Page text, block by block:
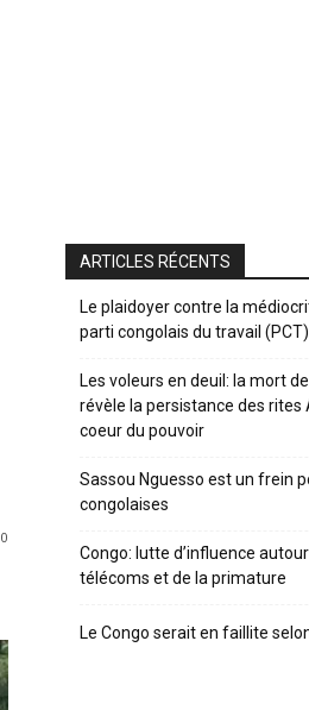
0
ARTICLES RÉCENTS
Le plaidoyer contre la
parti congolais du travail (PCT)
Les voleurs en deuil: la mort
révèle la persistance des rites
coeur du pouvoir
Sassou Nguesso est un frein
congolaises
Congo: lutte d’influence
télécoms et de la primature
Le Congo serait en faillite selon